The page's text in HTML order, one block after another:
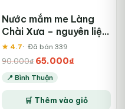
Nước mắm me Làng
Chài Xưa – nguyên liệu
tươi, thơm ngon đặc
biệt từ me, tỏi, ớt tươi
★ 4.7
Đã bán 339
90.000₫ Giá
gốc
là:
90.000₫.
65.000₫
là:
65.000₫.
📍 Bình Thuận
🛒 Thêm vào giỏ